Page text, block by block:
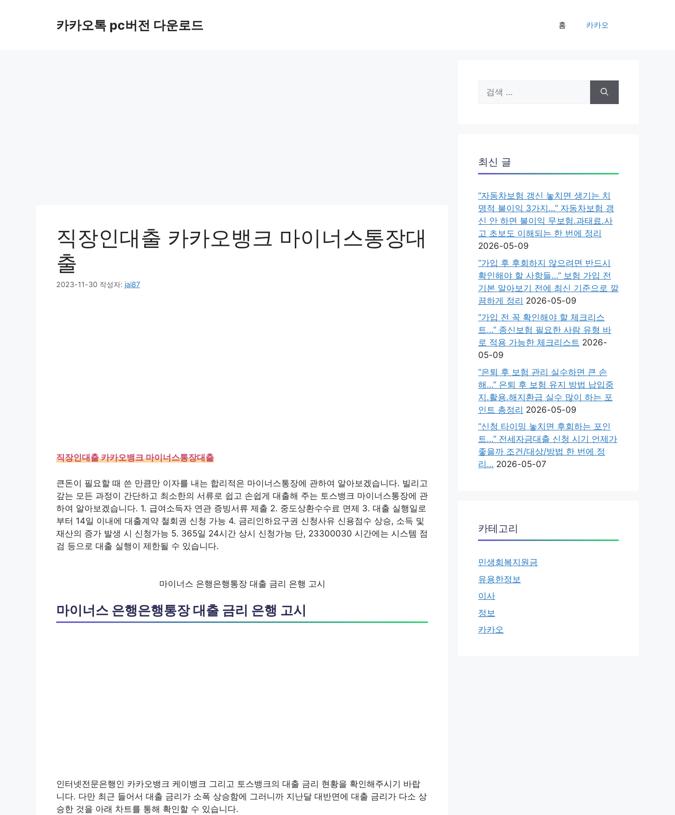
카카오톡 pc버전 다운로드 홈 카카오
직장인대출 카카오뱅크 마이너스통장대
출
2023-11-30 작성자: jai87
직장인대출 카카오뱅크 마이너스통장대출
큰돈이 필요할 때 쓴 만큼만 이자를 내는 합리적은 마이너스통장에 관하여 알아보겠습니다. 빌리고
갚는 모든 과정이 간단하고 최소한의 서류로 쉽고 손쉽게 대출해 주는 토스뱅크 마이너스통장에 관
하여 알아보겠습니다. 1. 급여소득자 연관 증빙서류 제출 2. 중도상환수수료 면제 3. 대출 실행일로
부터 14일 이내에 대출계약 철회권 신청 가능 4. 금리인하요구권 신청사유 신용점수 상승, 소득 및
재산의 증가 발생 시 신청가능 5. 365일 24시간 상시 신청가능 단, 23300030 시간에는 시스템 점
검 등으로 대출 실행이 제한될 수 있습니다.
마이너스 은행은행통장 대출 금리 은행 고시
마이너스 은행은행통장 대출 금리 은행 고시
인터넷전문은행인 카카오뱅크 케이뱅크 그리고 토스뱅크의 대출 금리 현황을 확인해주시기 바랍
니다. 다만 최근 들어서 대출 금리가 소폭 상승함에 그러니까 지난달 대반면에 대출 금리가 다소 상
승한 것을 아래 차트를 통해 확인할 수 있습니다.
색:
최신 글
“자동차보험 갱신 놓치면 생기는 치
명적 불이익 3가지…” 자동차보험 갱
신 안 하면 불이익 무보험.과태료.사
고 초보도 이해되는 한 번에 정리
2026-05-09
“가입 후 후회하지 않으려면 반드시
확인해야 할 사항들…” 보험 가입 전
기본 알아보기 전에 최신 기준으로 깔
끔하게 정리 2026-05-09
“가입 전 꼭 확인해야 할 체크리스
트…” 종신보험 필요한 사람 유형 바
로 적용 가능한 체크리스트 2026-
05-09
“은퇴 후 보험 관리 실수하면 큰 손
해…” 은퇴 후 보험 유지 방법 납입중
지.활용.해지환급 실수 많이 하는 포
인트 총정리 2026-05-09
“신청 타이밍 놓치면 후회하는 포인
트…” 전세자금대출 신청 시기 언제가
좋을까 조건/대상/방법 한 번에 정
리… 2026-05-07
카테고리
민생회복지원금
유용한정보
이사
정보
카카오